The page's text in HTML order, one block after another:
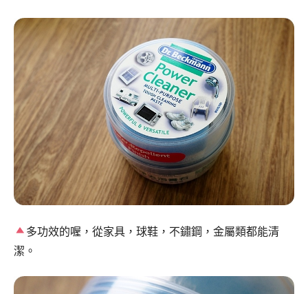
多功效的喔，從家具，球鞋，不鏽鋼，金屬類都能清
潔。